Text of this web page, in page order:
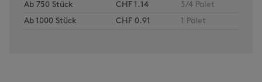
Ab 750 Stück CHF 1.14
3/4 Palet
Ab 1000 Stück CHF 0.91 1 Palet